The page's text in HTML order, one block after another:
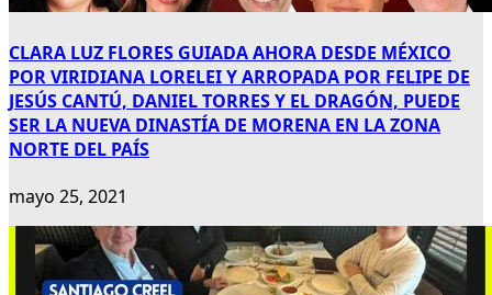
CLARA LUZ FLORES GUIADA AHORA DESDE MÉXICO
POR VIRIDIANA LORELEI Y ARROPADA POR FELIPE DE
JESÚS CANTÚ, DANIEL TORRES Y EL DRAGÓN, PUEDE
SER LA NUEVA DINASTÍA DE MORENA EN LA ZONA
NORTE DEL PAÍS
mayo 25, 2021